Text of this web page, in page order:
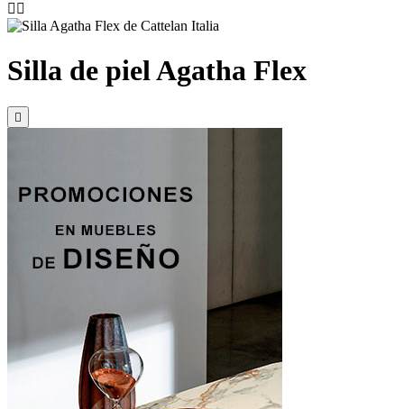
 
Silla de piel Agatha Flex
